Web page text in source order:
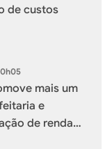
de custos
mais um
e
de renda